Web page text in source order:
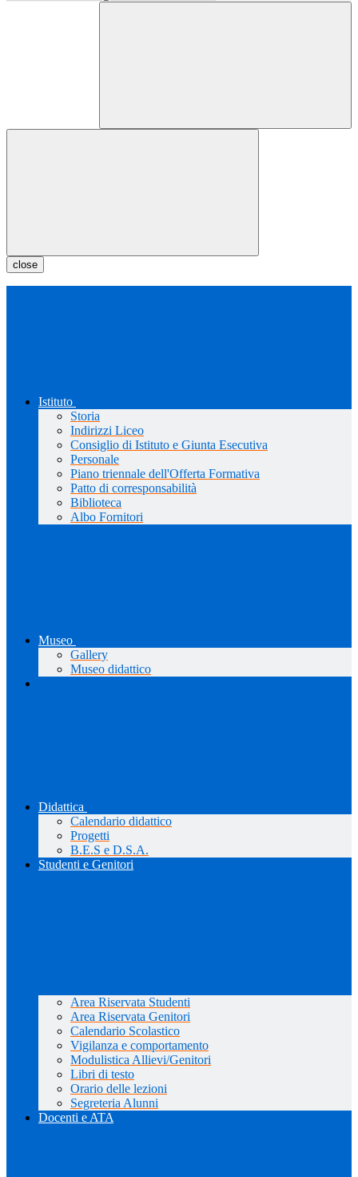
close
Istituto
Storia
Indirizzi Liceo
Consiglio di Istituto e Giunta Esecutiva
Personale
Piano triennale dell'Offerta Formativa
Patto di corresponsabilità
Biblioteca
Albo Fornitori
Museo
Gallery
Museo didattico
Didattica
Calendario didattico
Progetti
B.E.S e D.S.A.
Studenti e Genitori
Area Riservata Studenti
Area Riservata Genitori
Calendario Scolastico
Vigilanza e comportamento
Modulistica Allievi/Genitori
Libri di testo
Orario delle lezioni
Segreteria Alunni
Docenti e ATA